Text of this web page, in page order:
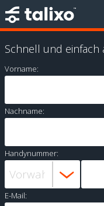
Schnell und einfach
Vorname:
Nachname:
Handynummer:
E-Mail: